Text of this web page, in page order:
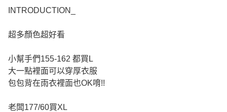
INTRODUCTION_
超多顏色超好看
小幫手們155-162 都買L
大一點裡面可以穿厚衣服
包包背在雨衣裡面也OK唷!!
老闆177/60買XL